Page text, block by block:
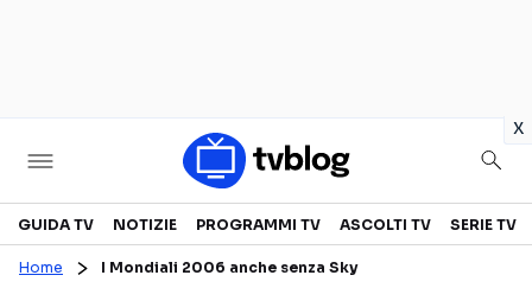
x
Televisione
GUIDA TV NOTIZIE PROGRAMMI TV ASCOLTI TV SERIE TV
Home I Mondiali 2006 anche senza Sky